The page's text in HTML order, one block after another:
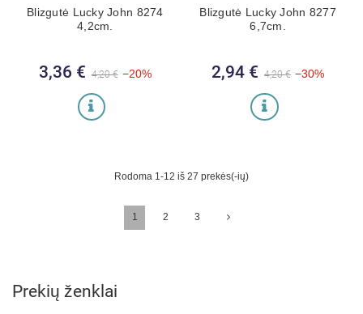
Blizgutė Lucky John 8274
4,2cm.
Bazinė kaina
4,20 € −20%
Kaina
3,36 €
Blizgutė Lucky John 8277
6,7cm.
Bazinė kaina
4,20 € −30%
Kaina
2,94 €
Rodoma 1-12 iš 27 prekės(-ių)
1 2 3
Prekių ženklai